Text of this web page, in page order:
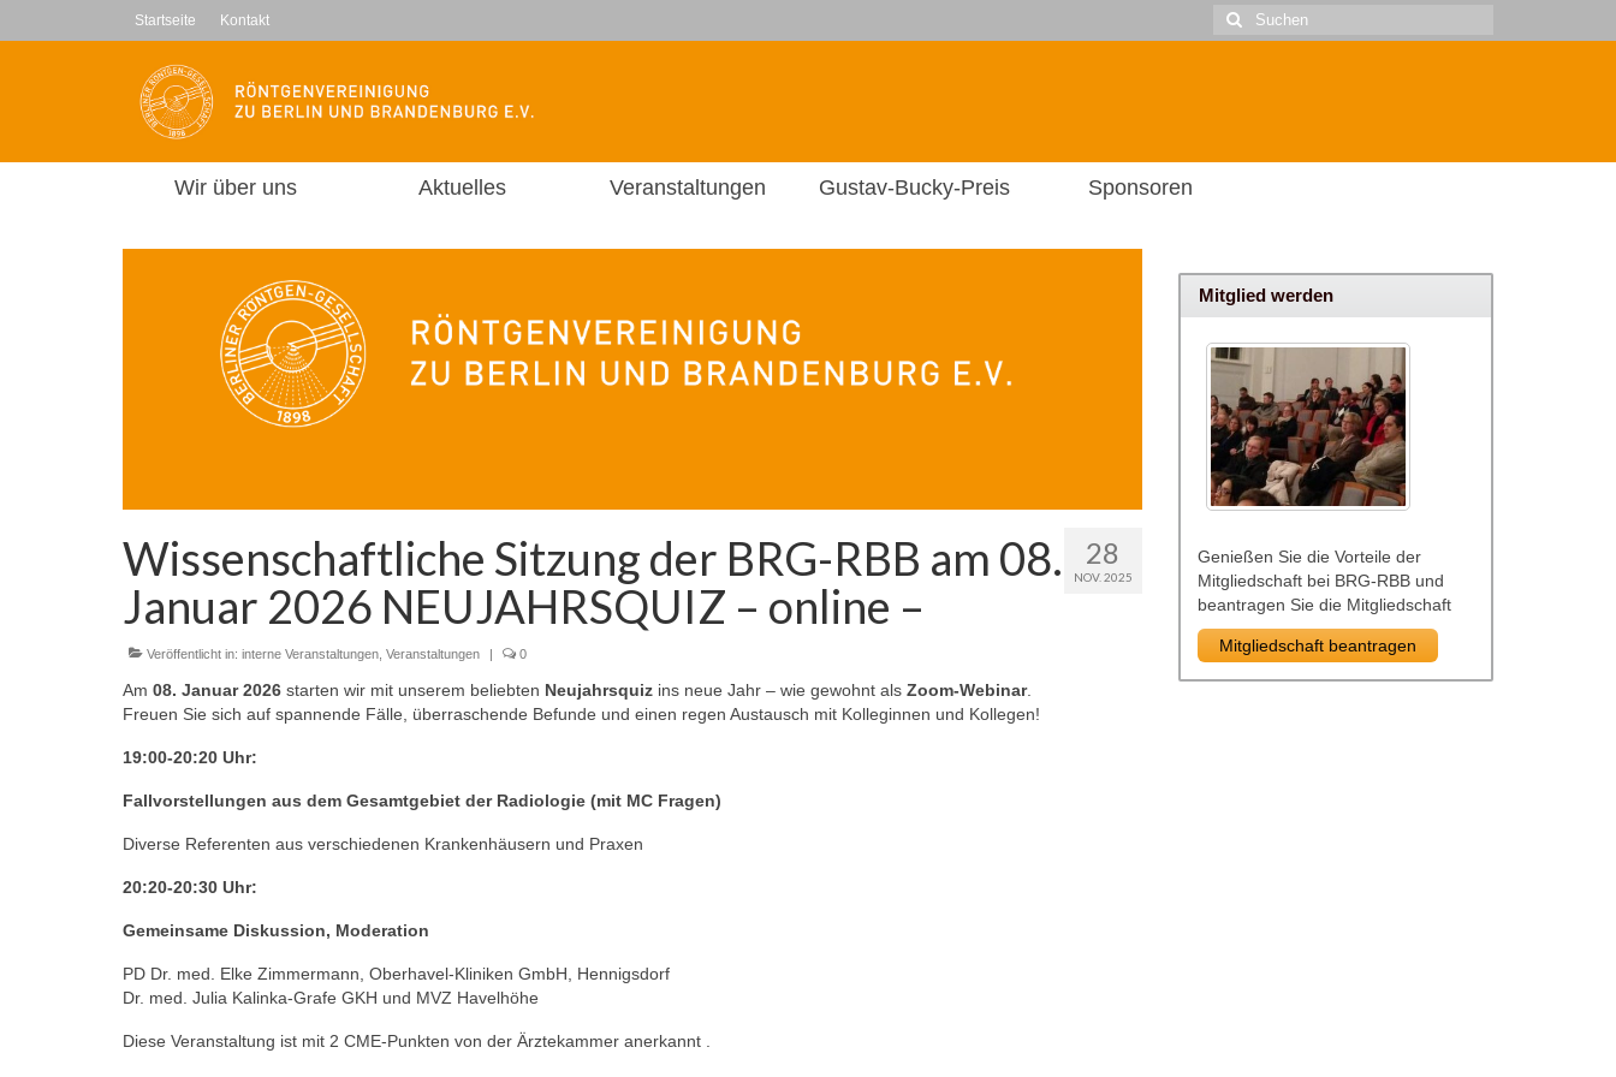
Startseite Kontakt
Suche
nach:
Wir über uns Aktuelles Veranstaltungen Gustav-Bucky-Preis Sponsoren
28
NOV. 2025
Wissenschaftliche Sitzung der BRG-RBB am 08.
Januar 2026 NEUJAHRSQUIZ – online –
Veröffentlicht in: interne Veranstaltungen Veranstaltungen | 0
Am 08. Januar 2026 starten wir mit unserem beliebten Neujahrsquiz ins neue Jahr – wie gewohnt als Zoom-Webinar.
Freuen Sie sich auf spannende Fälle, überraschende Befunde und einen regen Austausch mit Kolleginnen und Kollegen!
19:00-20:20 Uhr:
Fallvorstellungen aus dem Gesamtgebiet der Radiologie (mit MC Fragen)
Diverse Referenten aus verschiedenen Krankenhäusern und Praxen
20:20-20:30 Uhr:
Gemeinsame Diskussion, Moderation
PD Dr. med. Elke Zimmermann, Oberhavel-Kliniken GmbH, Hennigsdorf
Dr. med. Julia Kalinka-Grafe GKH und MVZ Havelhöhe
Diese Veranstaltung ist mit 2 CME-Punkten von der Ärztekammer anerkannt .
Mitglied werden
Genießen Sie die Vorteile der
Mitgliedschaft bei BRG-RBB und
beantragen Sie die Mitgliedschaft
Mitgliedschaft beantragen